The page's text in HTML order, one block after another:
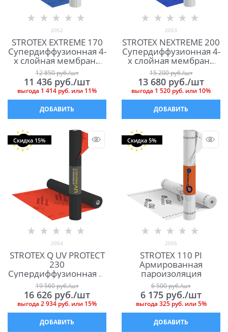
2052
STROTEX EXTREME 170
Супердиффузионная 4-
х слойная мембрана
для кровли и фасада
12 850 руб./шт
11 436 руб./шт
выгода 1 414 руб. или 11%
ДОБАВИТЬ
2053
STROTEX NEXTREME 200
Супердиффузионная 4-
х слойная мембрана
для кровли
15 200 руб./шт
13 680 руб./шт
выгода 1 520 руб. или 10%
ДОБАВИТЬ
Скидка 15%
2054
STROTEX Q UV PROTECT
230
Супердиффузионная 4-
х слойная мембрана
для кровли
19 560 руб./шт
16 626 руб./шт
выгода 2 934 руб. или 15%
ДОБАВИТЬ
Скидка 5%
2055
STROTEX 110 PI
Армированная
пароизоляция
6 500 руб./шт
6 175 руб./шт
выгода 325 руб.или5%
ДОБАВИТЬ